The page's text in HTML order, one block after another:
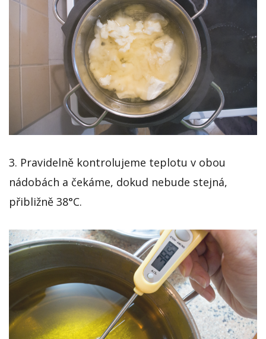
3. Pravidelně kontrolujeme teplotu v obou
nádobách a čekáme, dokud nebude stejná,
přibližně 38°C.